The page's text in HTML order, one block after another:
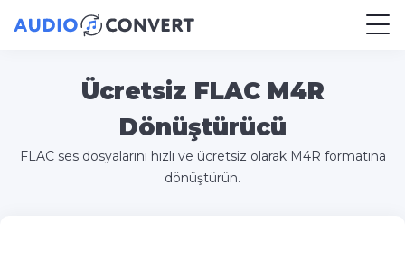
Ücretsiz FLAC M4R
Dönüştürücü
FLAC ses dosyalarını hızlı ve ücretsiz olarak M4R formatına
dönüştürün.